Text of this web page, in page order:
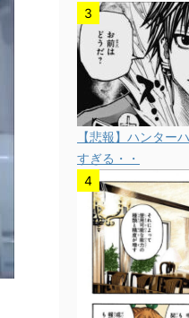
【悲報】ハンター
すぎる・・